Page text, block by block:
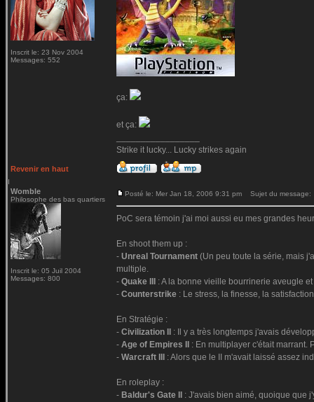
Inscrit le: 23 Nov 2004
Messages: 552
ça:
et ça:
Strike it lucky... Lucky strikes again
Revenir en haut
Womble
Philosophe des bas quartiers
Inscrit le: 05 Juil 2004
Messages: 800
Posté le: Mer Jan 18, 2006 9:31 pm Sujet du message:
PoC sera témoin j'ai moi aussi eu mes grandes
En shoot them up :
- Unreal Tournament (Un peu toute la série, mais
multiple.
- Quake III
: A la bonne vieille bourrinerie aveugle
- Counterstrike : Le stress, la finesse, la
En Stratégie :
- Civilization II
: Il y a très longtemps j'avais
- Age of Empires II
: En multiplayer c'était marrant.
- Warcraft III : Alors que le II m'avait laissé assez
En roleplay :
- Baldur's Gate II
: J'avais bien aimé, quoique que